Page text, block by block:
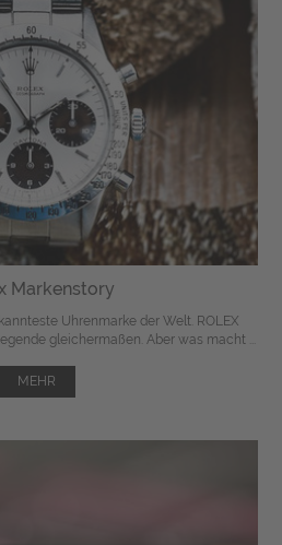
Markenstory
Uhrenmarke der Welt. ROLEX
gleichermaßen. Aber was macht ...
MEHR